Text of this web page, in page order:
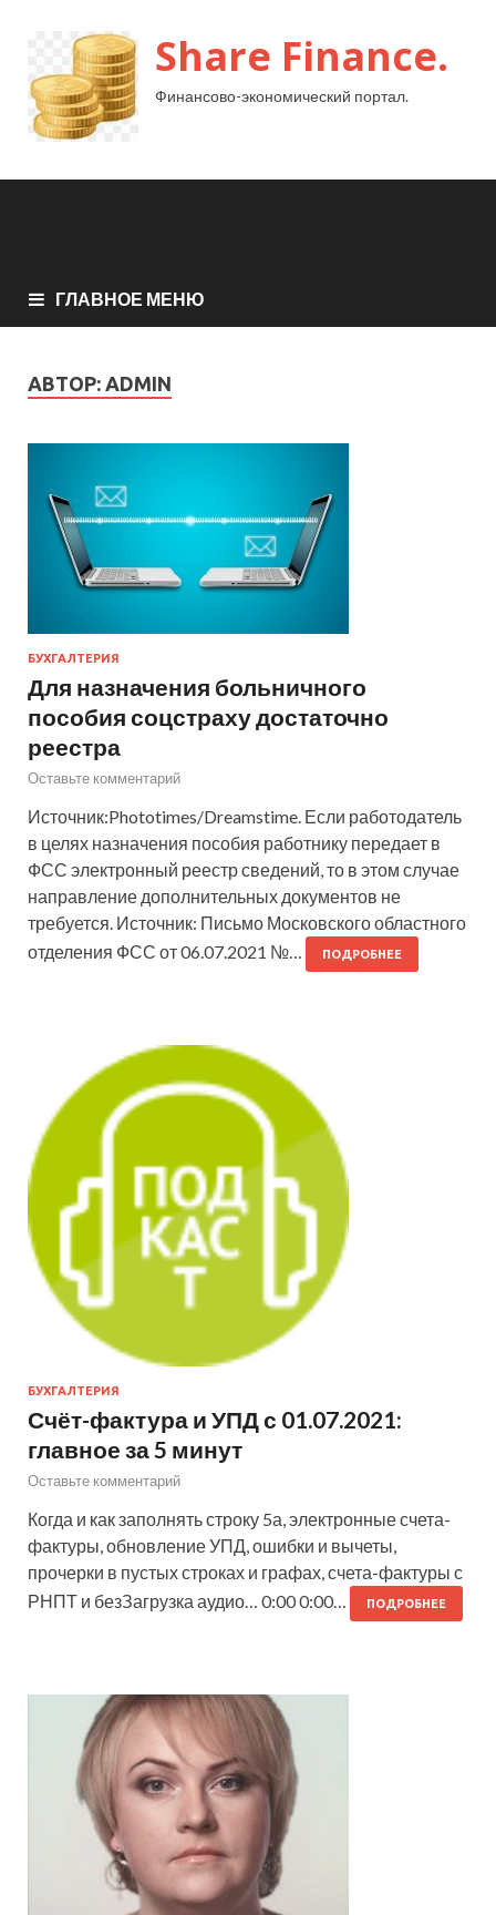
Share Finance.
Финансово-экономический портал.
ГЛАВНОЕ МЕНЮ
АВТОР: ADMIN
БУХГАЛТЕРИЯ
Для назначения больничного
пособия соцстраху достаточно
реестра
Оставьте комментарий
Источник:Phototimes/Dreamstime. Если работодатель
в целях назначения пособия работнику передает в
ФСС электронный реестр сведений, то в этом случае
направление дополнительных документов не
требуется. Источник: Письмо Московского областного
отделения ФСС от 06.07.2021 №…
ПОДРОБНЕЕ
БУХГАЛТЕРИЯ
Счёт-фактура и УПД с 01.07.2021:
главное за 5 минут
Оставьте комментарий
Когда и как заполнять строку 5а, электронные счета-
фактуры, обновление УПД, ошибки и вычеты,
прочерки в пустых строках и графах, счета-фактуры с
РНПТ и безЗагрузка аудио… 0:00 0:00…
ПОДРОБНЕЕ